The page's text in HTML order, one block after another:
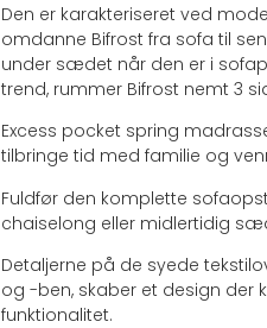
Den er karakteriseret ved
omdanne Bifrost fra sofa til
under sædet når den er i
trend, rummer Bifrost nemt 3
Excess pocket spring
tilbringe tid med familie og
Fuldfør den komplette
chaiselong eller midlertidig
Detaljerne på de syede
og -ben, skaber et design der
funktionalitet.